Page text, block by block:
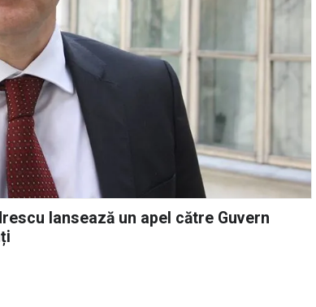
lansează un apel către Guvern